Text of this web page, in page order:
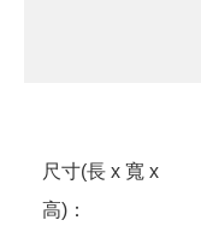
尺寸(長 x 寬 x
高)：